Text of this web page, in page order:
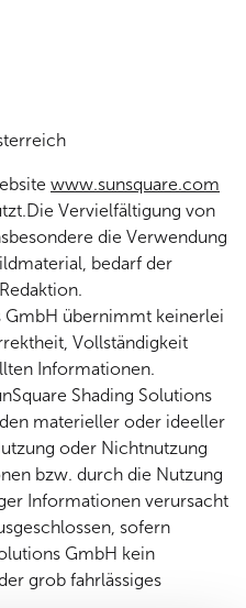
www.sunsquare.com
Vervielfältigung von
die Verwendung
bedarf der
GmbH übernimmt keinerlei
Vollständigkeit
Informationen.
Shading Solutions
materieller oder ideeller
oder Nichtnutzung
bzw. durch die Nutzung
Informationen verursacht
sofern
GmbH kein
grob fahrlässiges